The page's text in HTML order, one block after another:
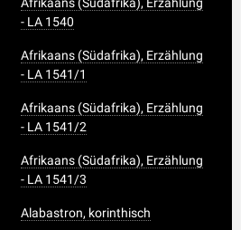
- LA 1540
Afrikaans (Südafrika), Erzählung
- LA 1541/1
Afrikaans (Südafrika), Erzählung
- LA 1541/2
Afrikaans (Südafrika), Erzählung
- LA 1541/3
Alabastron, korinthisch